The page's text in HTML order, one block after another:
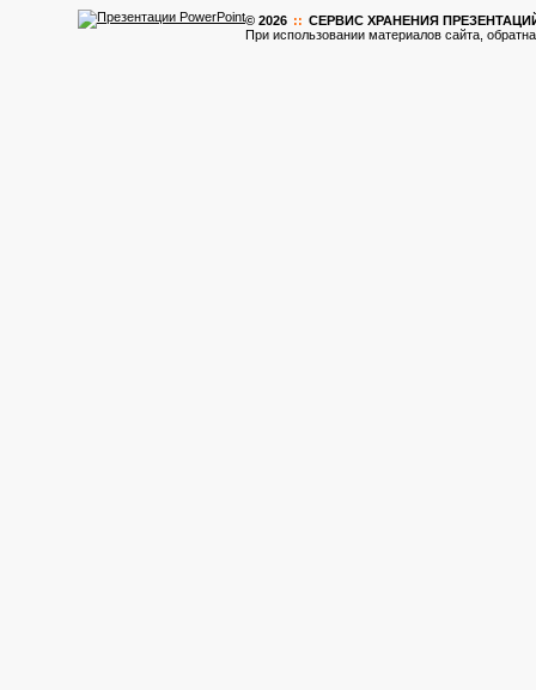
© 2026 :: CЕРВИС ХРАНЕНИЯ ПРЕЗЕНТАЦИЙ
При использовании материалов сайта,